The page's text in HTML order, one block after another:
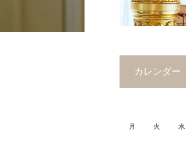
カレンダー
月
火 水